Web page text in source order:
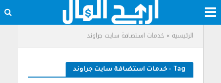
الرئيسية » خدمات استضافة سايت جراوند
Tag - خدمات استضافة سايت جراوند